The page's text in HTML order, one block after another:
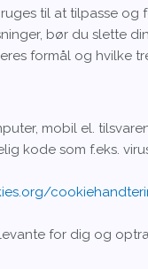
til at tilpasse
bør du slette
formål og hvilke
mobil el.
kode som f.eks.
for dig og